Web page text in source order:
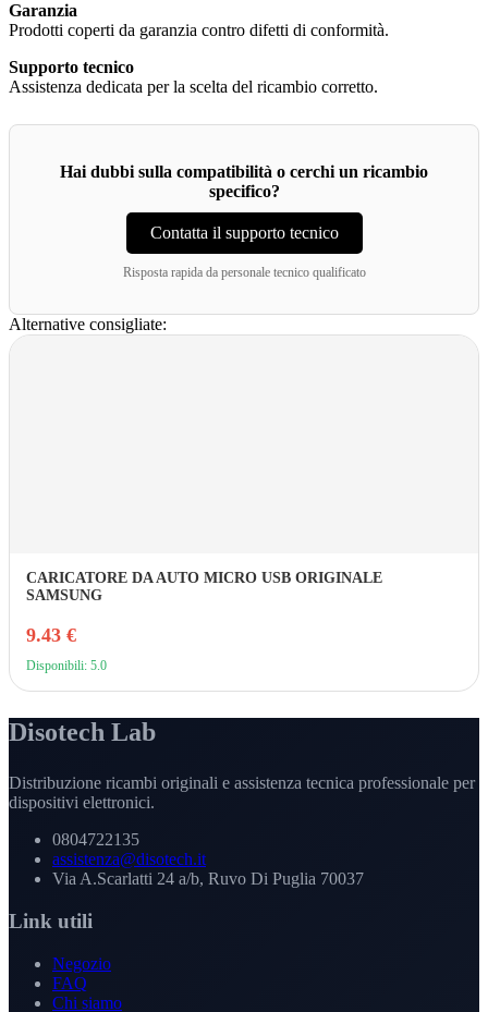
Garanzia
Prodotti coperti da garanzia contro difetti di conformità.
Supporto tecnico
Assistenza dedicata per la scelta del ricambio corretto.
Hai dubbi sulla compatibilità o cerchi un ricambio
specifico?
Contatta il supporto tecnico
Risposta rapida da personale tecnico qualificato
Alternative consigliate:
CARICATORE DA AUTO MICRO USB ORIGINALE
SAMSUNG
9.43 €
Disponibili: 5.0
Disotech Lab
Distribuzione ricambi originali e assistenza tecnica professionale per
dispositivi elettronici.
0804722135
assistenza@disotech.it
Via A.Scarlatti 24 a/b, Ruvo Di Puglia 70037
Link utili
Negozio
FAQ
Chi siamo